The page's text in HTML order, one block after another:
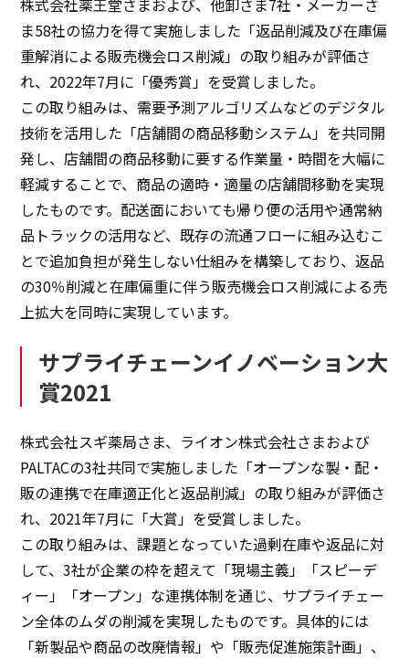
株式会社薬王堂さまおよび、他卸さま7社・メーカーさ
ま58社の協力を得て実施しました「返品削減及び在庫偏
重解消による販売機会ロス削減」の取り組みが評価さ
れ、2022年7月に「優秀賞」を受賞しました。
この取り組みは、需要予測アルゴリズムなどのデジタル
技術を活用した「店舗間の商品移動システム」を共同開
発し、店舗間の商品移動に要する作業量・時間を大幅に
軽減することで、商品の適時・適量の店舗間移動を実現
したものです。配送面においても帰り便の活用や通常納
品トラックの活用など、既存の流通フローに組み込むこ
とで追加負担が発生しない仕組みを構築しており、返品
の30％削減と在庫偏重に伴う販売機会ロス削減による売
上拡大を同時に実現しています。
サプライチェーンイノベーション大
賞2021
株式会社スギ薬局さま、ライオン株式会社さまおよび
PALTACの3社共同で実施しました「オープンな製・配・
販の連携で在庫適正化と返品削減」の取り組みが評価さ
れ、2021年7月に「大賞」を受賞しました。
この取り組みは、課題となっていた過剰在庫や返品に対
して、3社が企業の枠を超えて「現場主義」「スピーデ
ィー」「オープン」な連携体制を通じ、サプライチェー
ン全体のムダの削減を実現したものです。具体的には
「新製品や商品の改廃情報」や「販売促進施策計画」、